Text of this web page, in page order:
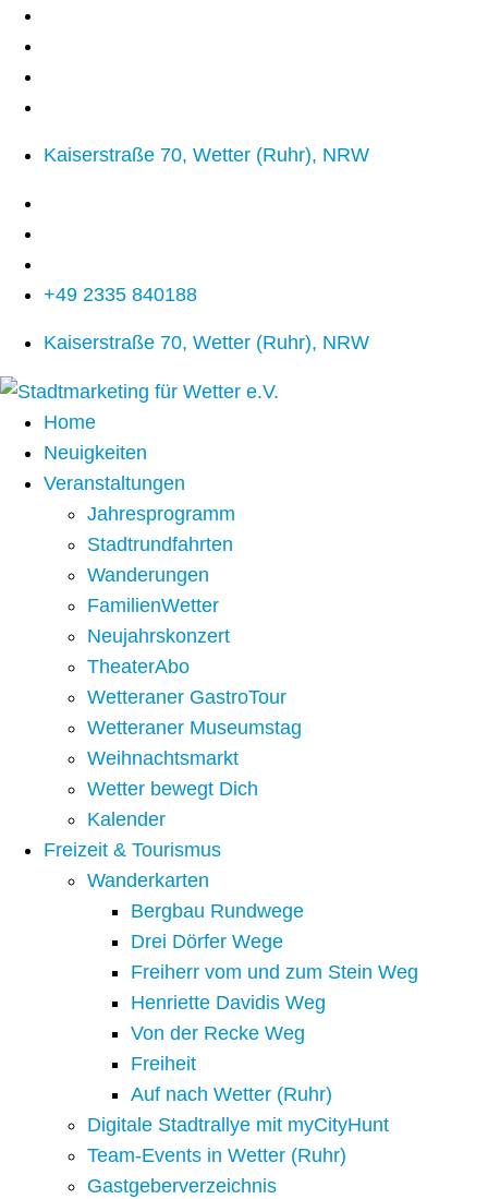
Kaiserstraße 70, Wetter (Ruhr), NRW
+49 2335 840188
Kaiserstraße 70, Wetter (Ruhr), NRW
Home
Neuigkeiten
Veranstaltungen
Jahresprogramm
Stadtrundfahrten
Wanderungen
FamilienWetter
Neujahrskonzert
TheaterAbo
Wetteraner GastroTour
Wetteraner Museumstag
Weihnachtsmarkt
Wetter bewegt Dich
Kalender
Freizeit & Tourismus
Wanderkarten
Bergbau Rundwege
Drei Dörfer Wege
Freiherr vom und zum Stein Weg
Henriette Davidis Weg
Von der Recke Weg
Freiheit
Auf nach Wetter (Ruhr)
Digitale Stadtrallye mit myCityHunt
Team-Events in Wetter (Ruhr)
Gastgeberverzeichnis